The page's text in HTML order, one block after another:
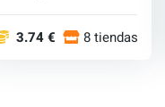
3.74 € 8 tiendas